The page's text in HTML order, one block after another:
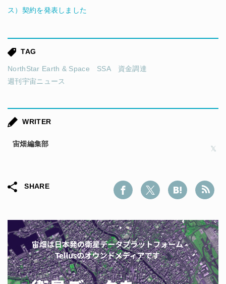
ス）契約を発表しました
TAG
NorthStar Earth & Space SSA
資金調達
週刊宇宙ニュース
WRITER
宙畑編集部
SHARE